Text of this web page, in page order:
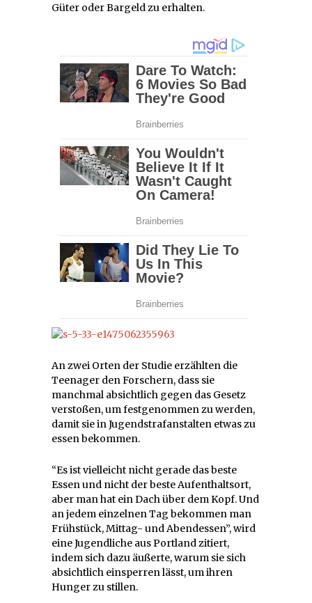
Güter oder Bargeld zu erhalten.
An zwei Orten der Studie erzählten die
Teenager den Forschern, dass sie
manchmal absichtlich gegen das Gesetz
verstoßen, um festgenommen zu werden,
damit sie in Jugendstrafanstalten etwas zu
essen bekommen.
“Es ist vielleicht nicht gerade das beste
Essen und nicht der beste Aufenthaltsort,
aber man hat ein Dach über dem Kopf. Und
an jedem einzelnen Tag bekommen man
Frühstück, Mittag- und Abendessen”, wird
eine Jugendliche aus Portland zitiert,
indem sich dazu äußerte, warum sie sich
absichtlich einsperren lässt, um ihren
Hunger zu stillen.